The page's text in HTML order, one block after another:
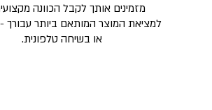
מזמינים אותך לקבל הכוונה
למציאת המוצר המותאם ביותר עבורך
או בשיחה טלפונית.